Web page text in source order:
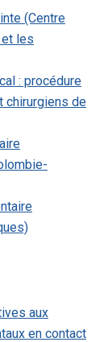
(Centre
et les
: procédure
chirurgiens de
aux
en contact